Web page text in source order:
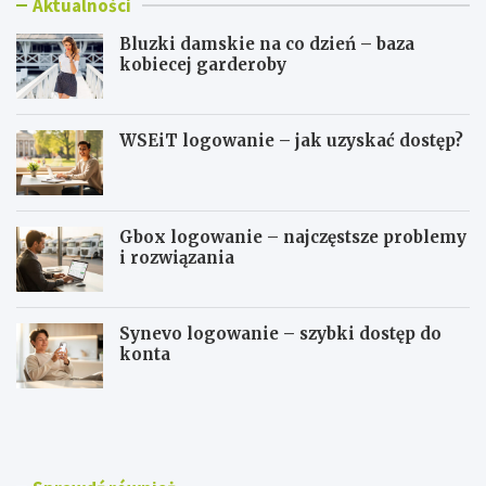
Aktualności
Bluzki damskie na co dzień – baza
kobiecej garderoby
WSEiT logowanie – jak uzyskać dostęp?
Gbox logowanie – najczęstsze problemy
i rozwiązania
Synevo logowanie – szybki dostęp do
konta
B
W